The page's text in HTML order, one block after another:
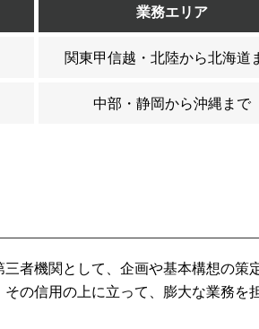
業務エリア
関東甲信越・北陸から北海道
中部・静岡から沖縄まで
者機関として、企画や基本構想の策
の信用の上に立って、膨大な業務を